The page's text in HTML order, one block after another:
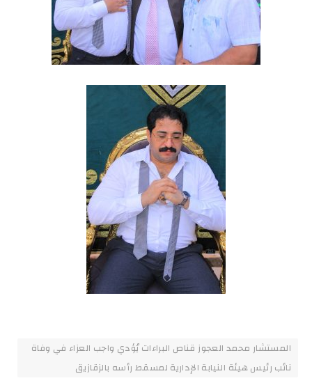
المستشار محمد العجوز قناص البراءات يُؤدي واجب العزاء في وفاة
نائب رئيس هيئة النيابة الإدارية لمسقط رأسه بالزقازيق